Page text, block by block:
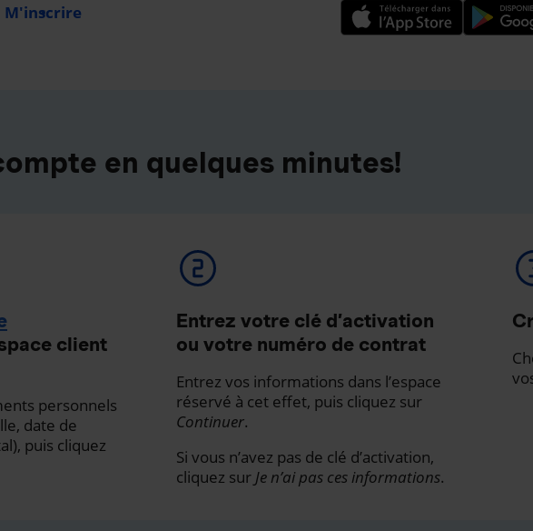
M'inscrire
en quelques minutes!
client
personnels
date de
puis cliquez
Entrez votre clé d’activation
ou votre numéro de contrat
Entrez vos informations dans l’espace
réservé à cet effet, puis cliquez sur
Continuer.
Si vous n’avez pas de clé d’activation,
cliquez sur Je n’ai pas ces informations.